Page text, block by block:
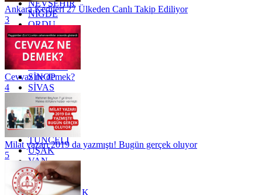
NEVŞEHİR
NİĞDE
ORDU
OSMANİYE
RİZE
SAKARYA
SAMSUN
SİNOP
SİVAS
SİİRT
TEKİRDAĞ
TOKAT
TRABZON
TUNCELİ
UŞAK
VAN
YALOVA
YOZGAT
ZONGULDAK
Ankara Kedileri 27 Ülkeden Canlı Takip Ediliyor
3
Cevvaz ne demek?
4
Milat yazarı 2019 da yazmıştı! Bugün gerçek oluyor
5